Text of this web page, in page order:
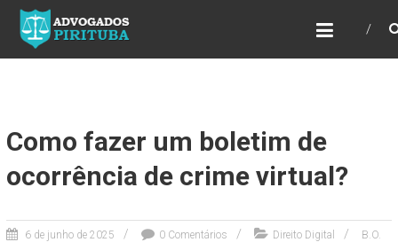
ADVOGADOS PIRITUBA
Precisando de advogado? Entre em contato!
Fazemos toda a assessoria que você
Como fazer um boletim de
ocorrência de crime virtual?
6 de junho de 2025 0 Comentários Direito Digital B.O.